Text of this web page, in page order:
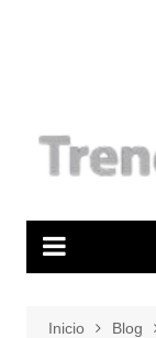
Inicio Blog